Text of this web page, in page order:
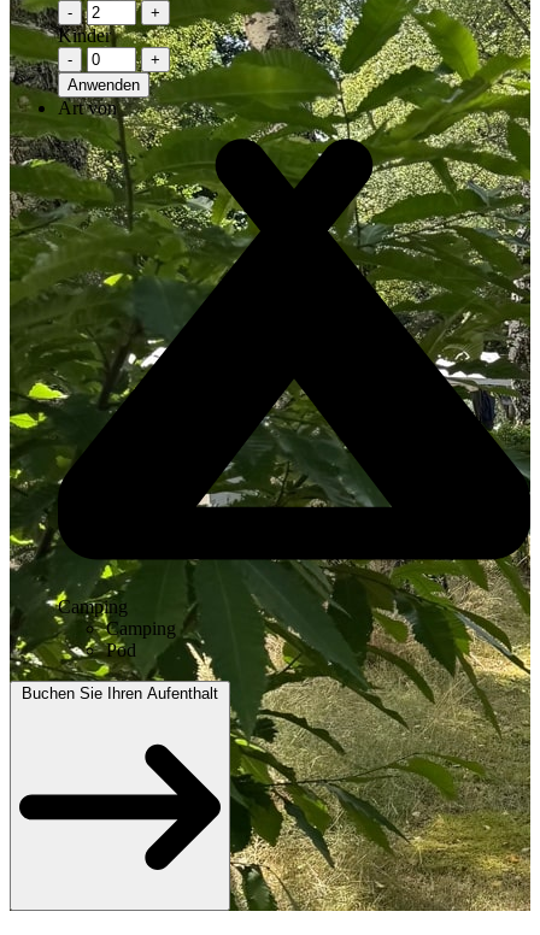
- +
Kinder
-
+
Anwenden
Art von
Camping
Camping
Pod
Buchen Sie Ihren Aufenthalt